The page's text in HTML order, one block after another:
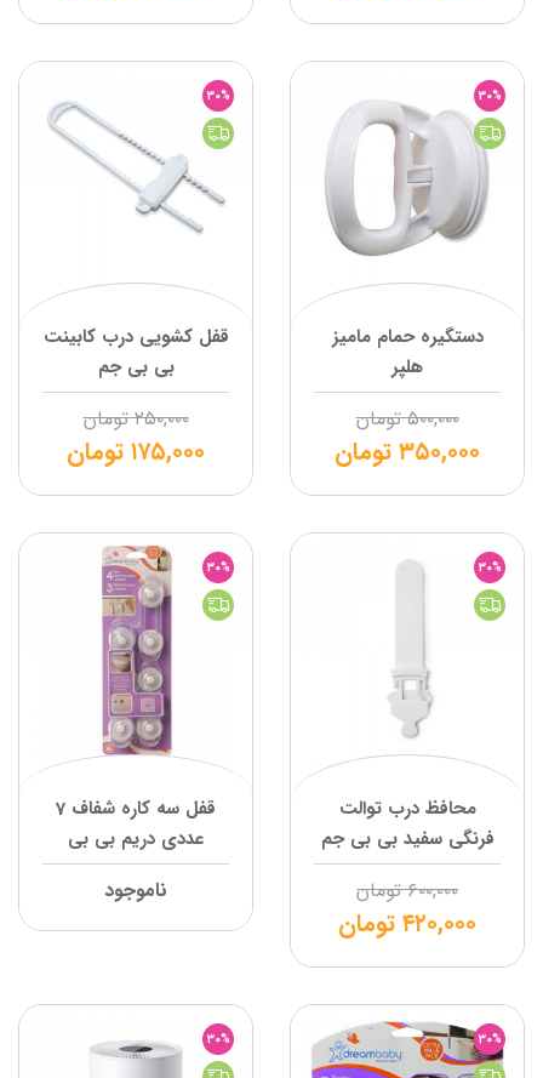
30%
دستگیره حمام مامیز
هلپر
۵۰۰,۰۰۰ تومان
۳۵۰,۰۰۰تومان
30%
قفل کشویی درب کابینت
بی بی جم
۲۵۰,۰۰۰ تومان
۱۷۵,۰۰۰تومان
30%
محافظ درب توالت
فرنگی سفید بی بی جم
۶۰۰,۰۰۰ تومان
۴۲۰,۰۰۰تومان
30%
قفل سه کاره شفاف 7
عددی دریم بی بی
ناموجود
30%
30%